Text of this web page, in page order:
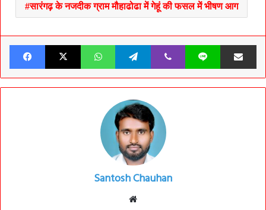
सारंगढ़ के नजदीक ग्राम मौहाढोढा में गेहूं की फसल में भीषण आग
Facebook X WhatsApp Telegram Viber Line Share
Santosh Chauhan